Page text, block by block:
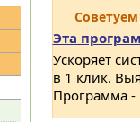
Эта
Ускоряет
в 1 клик.
Программа -